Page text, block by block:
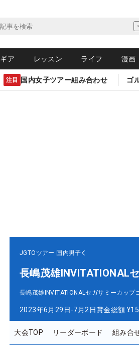
ギア レッスン ライフ 漫画
注目 国内女子ツアー組み合わせ ゴ
JGTOツアー 国内男子
長嶋茂雄INVITATIONAL
長嶋茂雄INVITATIONALセガサミーカップ
2023年6月29日-7月2日賞金総額
大会TOP リーダーボード 組み合